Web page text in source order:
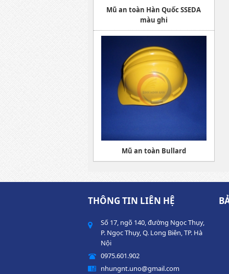
Mũ an toàn Hàn Quốc SSEDA
màu ghi
Mũ an toàn Bullard
THÔNG TIN LIÊN HỆ
Số 17, ngõ 140, đường Ngọc Thụy,
P. Ngọc Thụy, Q. Long Biên, TP. Hà
Nội
0975.601.902
nhungnt.uno@gmail.com